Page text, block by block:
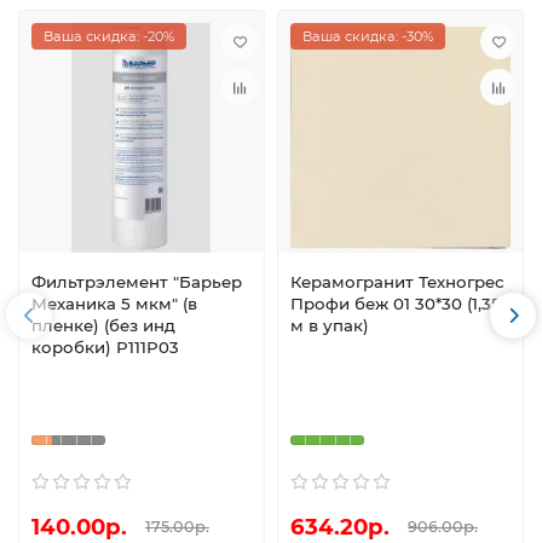
Ваша скидка: -20%
Фильтрэлемент "Барьер
Механика 5 мкм" (в
пленке) (без инд
коробки) Р111Р03
140.00р. 175.00р.
Ваша скидка: -30%
Керамогранит Техногрес
Профи беж 01 30*30 (1,35
м в упак)
634.20р. 906.00р.